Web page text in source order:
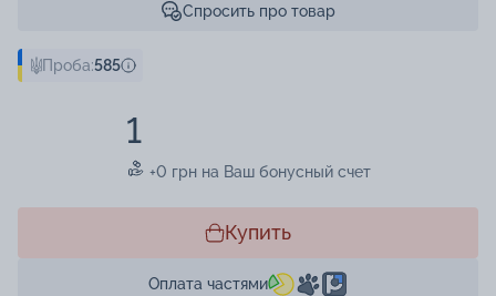
Спросить про товар
Проба:585
1
+0 грн на Ваш бонусный счет
Купить
Оплата частями